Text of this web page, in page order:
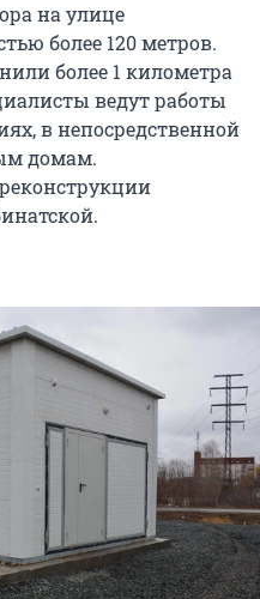
на улице
более 120 метров.
более 1 километра
ведут работы
в непосредственной
домам.